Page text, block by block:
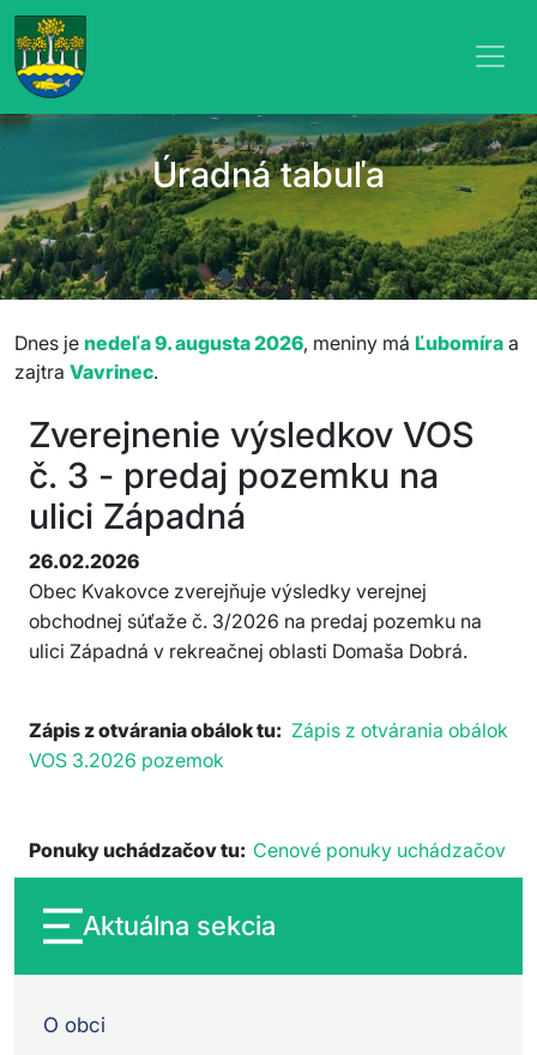
Úradná tabuľa
Dnes je nedeľa 9. augusta 2026, meniny má Ľubomíra a
zajtra Vavrinec.
Aktuálna sekcia
O obci
Zverejnenie výsledkov VOS
č. 3 - predaj pozemku na
ulici Západná
26.02.2026
Obec Kvakovce zverejňuje výsledky verejnej
obchodnej súťaže č. 3/2026 na predaj pozemku na
ulici Západná v rekreačnej oblasti Domaša Dobrá.
Zápis z otvárania obálok tu: Zápis z otvárania obálok
VOS 3.2026 pozemok
Ponuky uchádzačov tu: Cenové ponuky uchádzačov